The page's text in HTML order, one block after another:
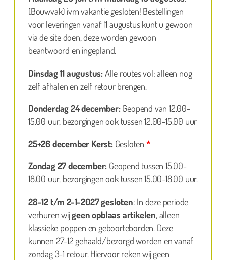
(Bouwvak) ivm vakantie gesloten! Bestellingen
voor leveringen vanaf 11 augustus kunt u gewoon
via de site doen, deze worden gewoon
beantwoord en ingepland.
Dinsdag 11 augustus: Alle routes vol; alleen nog
zelf afhalen en zelf retour brengen.
Donderdag 24 december:Geopend van 12.00-
15.00 uur, bezorgingen ook tussen 12.00-15.00 uur
25+26 december Kerst:Gesloten *
Zondag 27 december: Geopend tussen 15.00-
18.00 uur, bezorgingen ook tussen 15.00-18.00 uur.
28-12 t/m 2-1-2027 gesloten: In deze periode
verhuren wijgeen opblaas artikelen , alleen
klassieke poppen en geboorteborden. Deze
kunnen 27-12 gehaald/bezorgd worden en vanaf
zondag 3-1 retour. Hiervoor reken wij geen